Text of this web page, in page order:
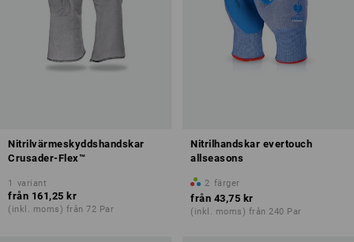
Nitrilvärmeskyddshandskar
Crusader-Flex™
1 variant
från 161,25 kr
(inkl. moms) från 72 Par
Nitrilhandskar evertouch
allseasons
2 färger
från 43,75 kr
(inkl. moms) från 240 Par